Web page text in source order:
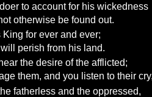
to account for his wickedness
otherwise be found out.
for ever and ever;
perish from his land.
the desire of the afflicted;
them, and you listen to their
fatherless and the oppressed,